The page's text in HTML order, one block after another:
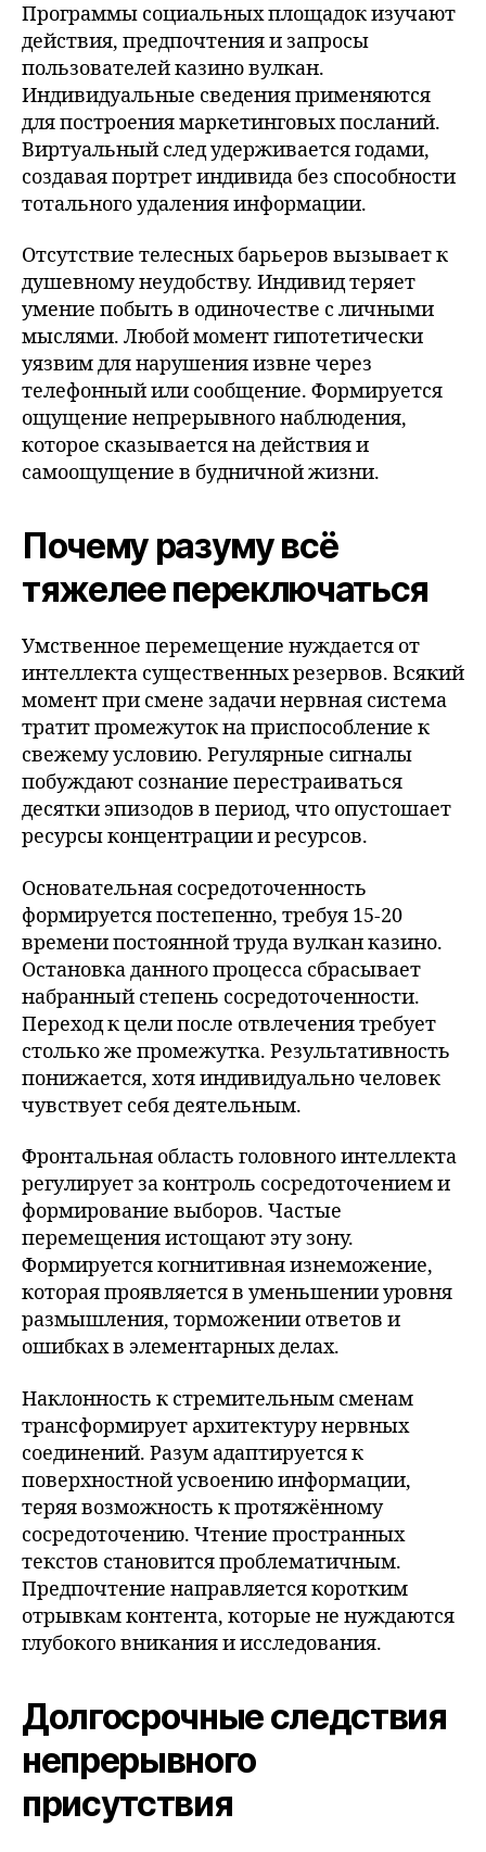
Программы социальных площадок изучают
действия, предпочтения и запросы
пользователей казино вулкан.
Индивидуальные сведения применяются
для построения маркетинговых посланий.
Виртуальный след удерживается годами,
создавая портрет индивида без способности
тотального удаления информации.
Отсутствие телесных барьеров вызывает к
душевному неудобству. Индивид теряет
умение побыть в одиночестве с личными
мыслями. Любой момент гипотетически
уязвим для нарушения извне через
телефонный или сообщение. Формируется
ощущение непрерывного наблюдения,
которое сказывается на действия и
самоощущение в будничной жизни.
Почему разуму всё
тяжелее переключаться
Умственное перемещение нуждается от
интеллекта существенных резервов. Всякий
момент при смене задачи нервная система
тратит промежуток на приспособление к
свежему условию. Регулярные сигналы
побуждают сознание перестраиваться
десятки эпизодов в период, что опустошает
ресурсы концентрации и ресурсов.
Основательная сосредоточенность
формируется постепенно, требуя 15-20
времени постоянной труда вулкан казино.
Остановка данного процесса сбрасывает
набранный степень сосредоточенности.
Переход к цели после отвлечения требует
столько же промежутка. Результативность
понижается, хотя индивидуально человек
чувствует себя деятельным.
Фронтальная область головного интеллекта
регулирует за контроль сосредоточением и
формирование выборов. Частые
перемещения истощают эту зону.
Формируется когнитивная изнеможение,
которая проявляется в уменьшении уровня
размышления, торможении ответов и
ошибках в элементарных делах.
Наклонность к стремительным сменам
трансформирует архитектуру нервных
соединений. Разум адаптируется к
поверхностной усвоению информации,
теряя возможность к протяжённому
сосредоточению. Чтение пространных
текстов становится проблематичным.
Предпочтение направляется коротким
отрывкам контента, которые не нуждаются
глубокого вникания и исследования.
Долгосрочные следствия
непрерывного
присутствия